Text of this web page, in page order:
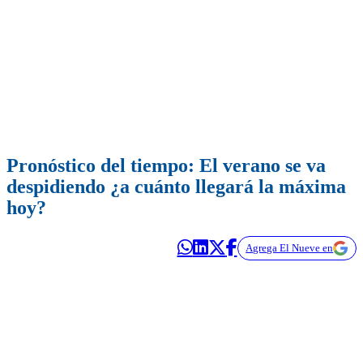
Pronóstico del tiempo: El verano se va
despidiendo ¿a cuánto llegará la máxima
hoy?
Agrega El Nueve en